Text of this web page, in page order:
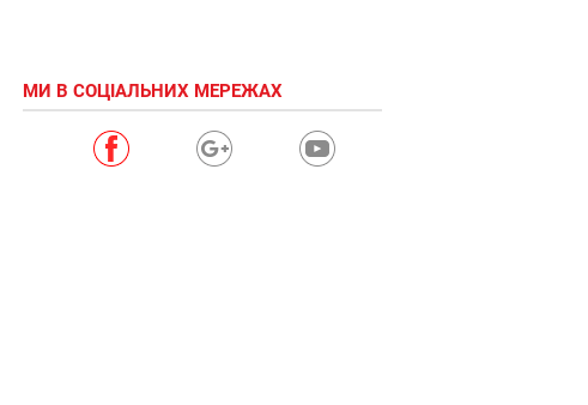
МИ В СОЦІАЛЬНИХ МЕРЕЖАХ